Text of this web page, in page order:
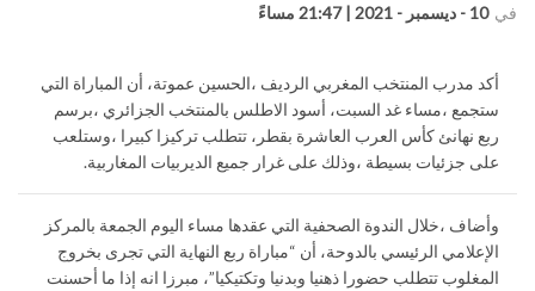
في 10 - ديسمبر - 2021 | 21:47 مساءً
أكد مدرب المنتخب المغربي الرديف ،الحسين عموتة، أن المباراة التي
ستجمع ،مساء غد السبت، أسود الاطلس بالمنتخب الجزائري ،برسم
ربع نهانئ كأس العرب العاشرة بقطر، تتطلب تركيزا كبيرا ،وستلعب
على جزئيات بسيطة ،وذلك على غرار جميع الديربيات المغاربية.
وأضاف ،خلال الندوة الصحفية التي عقدها مساء اليوم الجمعة بالمركز
الإعلامي الرئيسي بالدوحة، أن “مباراة ربع النهاية التي تجرى بخروج
المغلوب تتطلب حضورا ذهنيا وبدنيا وتكتيكيا”، مبرزا انه إذا ما أحسنت